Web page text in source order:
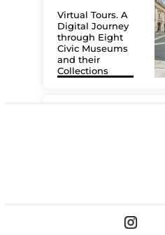
Virtual Tours. A
Digital Journey
through Eight
Civic Museums
and their
Collections